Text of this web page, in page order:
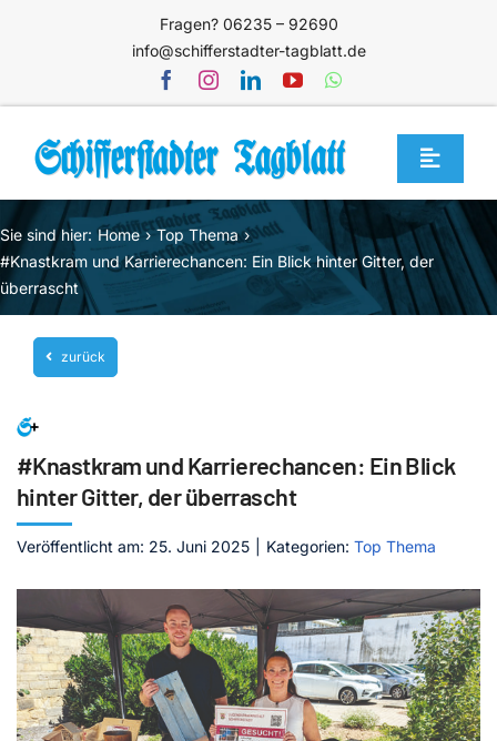
Fragen? 06235 – 92690
info@schifferstadter-tagblatt.de
Toggle
Home
Themen
Blog
Unternehmen
Mediathek
Jetzt abonnieren
Sie sind hier: Home
Top Thema
#Knastkram und Karrierechancen: Ein Blick hinter Gitter, der
überrascht
zurück
#Knastkram und Karrierechancen: Ein Blick
hinter Gitter, der überrascht
Veröffentlicht am: 25. Juni 2025 Kategorien: Top Thema